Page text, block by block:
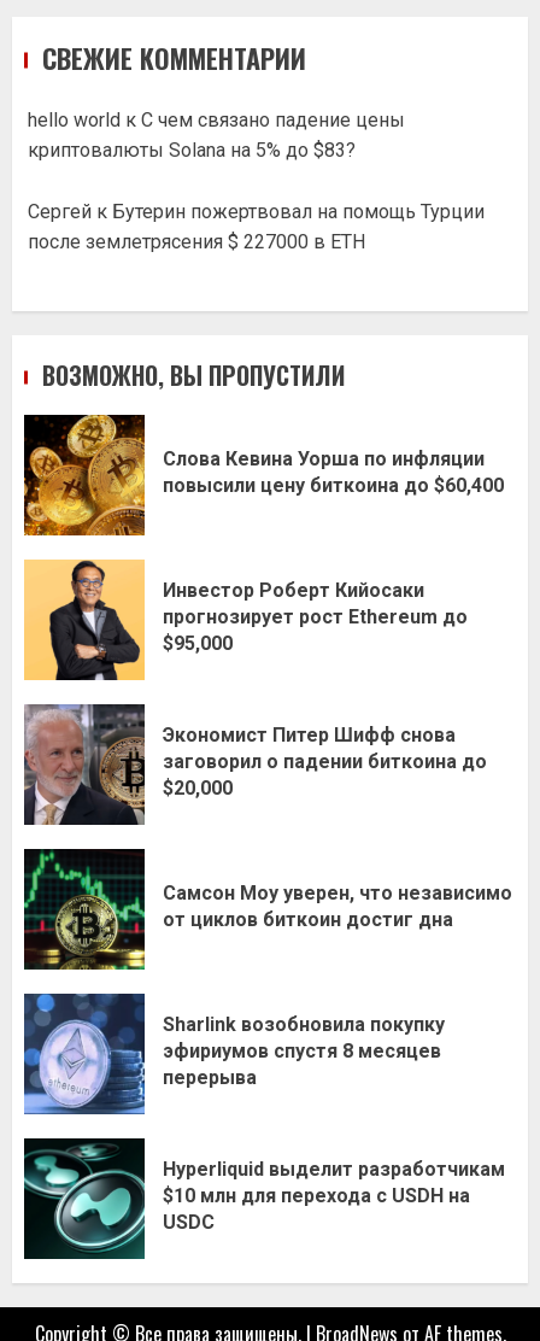
СВЕЖИЕ КОММЕНТАРИИ
hello world к С чем связано падение цены
криптовалюты Solana на 5% до $83?
Сергей к Бутерин пожертвовал на помощь Турции
после землетрясения $ 227000 в ETH
ВОЗМОЖНО, ВЫ ПРОПУСТИЛИ
Слова Кевина Уорша по инфляции
повысили цену биткоина до $60,400
Инвестор Роберт Кийосаки
прогнозирует рост Ethereum до
$95,000
Экономист Питер Шифф снова
заговорил о падении биткоина до
$20,000
Самсон Моу уверен, что независимо
от циклов биткоин достиг дна
Sharlink возобновила покупку
эфириумов спустя 8 месяцев
перерыва
Hyperliquid выделит разработчикам
$10 млн для перехода с USDH на
USDC
Copyright © Все права защищены. | BroadNews от AF themes.